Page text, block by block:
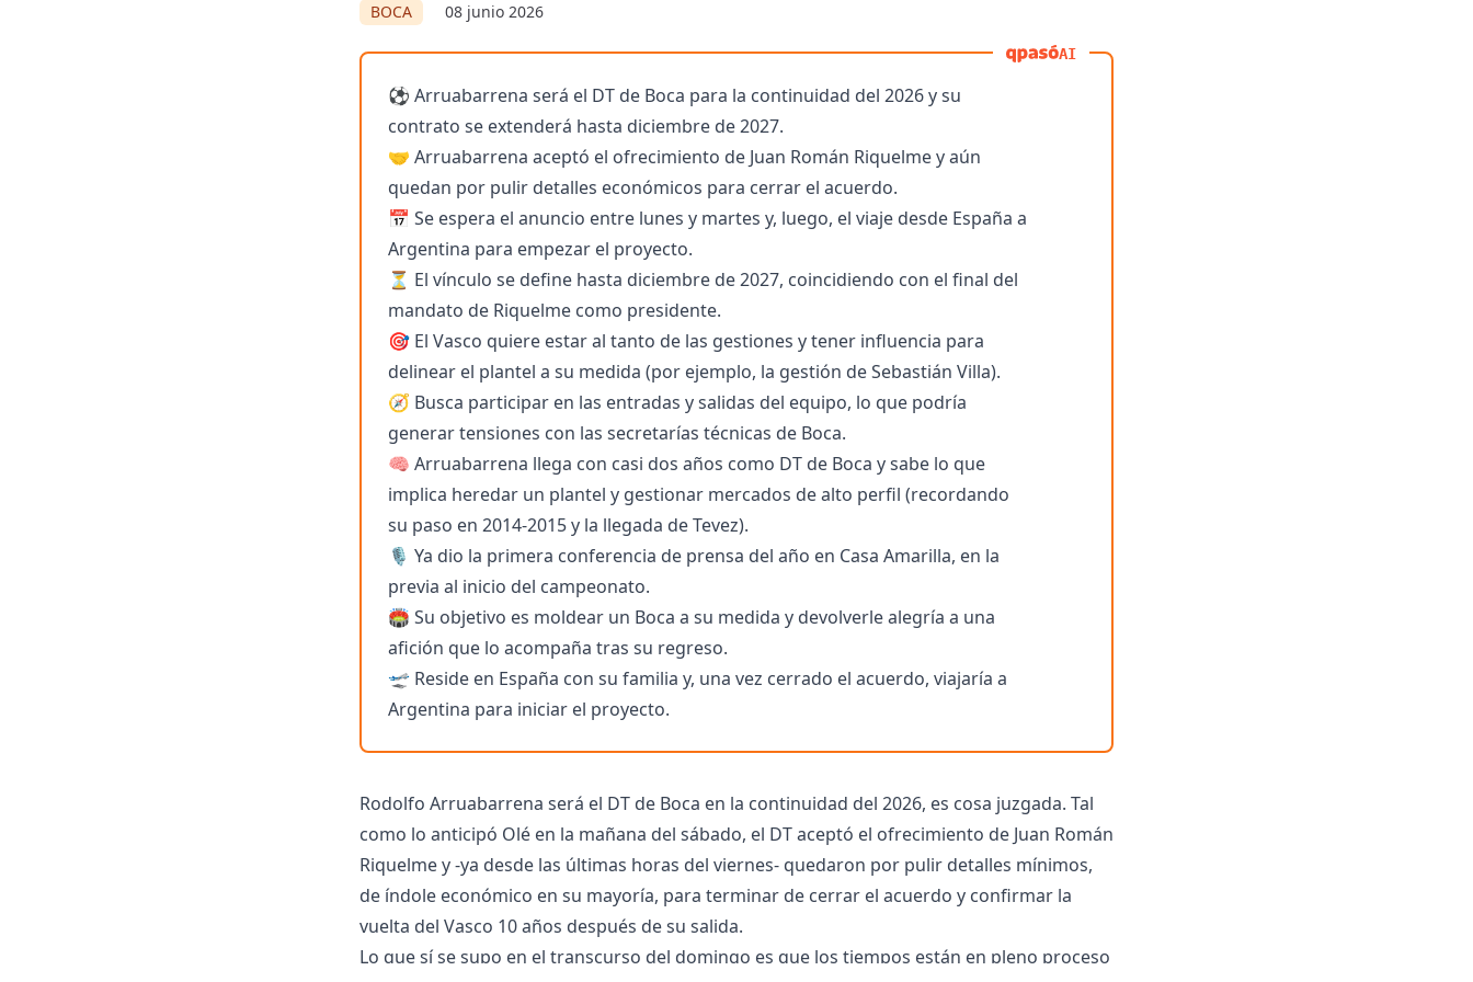
BOCA 08 junio 2026
AI
⚽ Arruabarrena será el DT de Boca para la continuidad del 2026 y su
contrato se extenderá hasta diciembre de 2027.
🤝 Arruabarrena aceptó el ofrecimiento de Juan Román Riquelme y aún
quedan por pulir detalles económicos para cerrar el acuerdo.
📅 Se espera el anuncio entre lunes y martes y, luego, el viaje desde España a
Argentina para empezar el proyecto.
⏳ El vínculo se define hasta diciembre de 2027, coincidiendo con el final del
mandato de Riquelme como presidente.
🎯 El Vasco quiere estar al tanto de las gestiones y tener influencia para
delinear el plantel a su medida (por ejemplo, la gestión de Sebastián Villa).
🧭 Busca participar en las entradas y salidas del equipo, lo que podría
generar tensiones con las secretarías técnicas de Boca.
🧠 Arruabarrena llega con casi dos años como DT de Boca y sabe lo que
implica heredar un plantel y gestionar mercados de alto perfil (recordando
su paso en 2014-2015 y la llegada de Tevez).
🎙️ Ya dio la primera conferencia de prensa del año en Casa Amarilla, en la
previa al inicio del campeonato.
🏟️ Su objetivo es moldear un Boca a su medida y devolverle alegría a una
afición que lo acompaña tras su regreso.
🛫 Reside en España con su familia y, una vez cerrado el acuerdo, viajaría a
Argentina para iniciar el proyecto.
Rodolfo Arruabarrena será el DT de Boca en la continuidad del 2026, es cosa juzgada. Tal
como lo anticipó Olé en la mañana del sábado, el DT aceptó el ofrecimiento de Juan Román
Riquelme y -ya desde las últimas horas del viernes- quedaron por pulir detalles mínimos,
de índole económico en su mayoría, para terminar de cerrar el acuerdo y confirmar la
vuelta del Vasco 10 años después de su salida.
Lo que sí se supo en el transcurso del domingo es que los tiempos están en pleno proceso